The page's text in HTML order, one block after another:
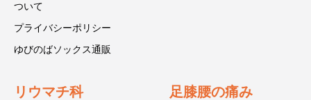
ついて
プライバシーポリシー
ゆびのばソックス通販
リウマチ科 足膝腰の痛み